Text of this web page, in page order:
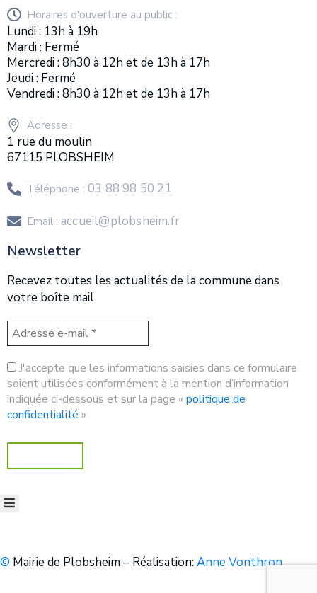
Horaires d'ouverture au public :
Lundi : 13h à 19h
Mardi : Fermé
Mercredi : 8h30 à 12h et de 13h à 17h
Jeudi : Fermé
Vendredi : 8h30 à 12h et de 13h à 17h
Adresse :
1 rue du moulin
67115 PLOBSHEIM
Téléphone : 03 88 98 50 21
Email : accueil@plobsheim.fr
Newsletter
Recevez toutes les actualités de la commune dans
votre boîte mail
J'accepte que les informations saisies dans ce formulaire
soient utilisées conformément à la mention d’information
indiquée ci-dessous et sur la page «politique de
confidentialité »
© Mairie de Plobsheim – Réalisation:Anne Vonthron